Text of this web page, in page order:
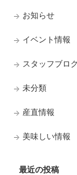
お知らせ
イベント情報
スタッフブロ
未分類
産直情報
美味しい情報
最近の投稿